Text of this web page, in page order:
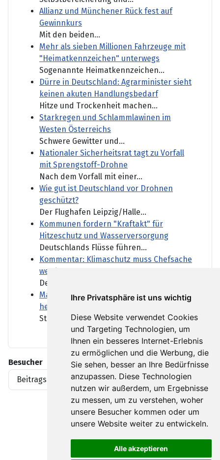
Ihre Privatsphäre ist uns wichtig
Diese Website verwendet Cookies
und Targeting Technologien, um
Ihnen ein besseres Internet-Erlebnis
zu ermöglichen und die Werbung, die
Sie sehen, besser an Ihre Bedürfnisse
anzupassen. Diese Technologien
nutzen wir außerdem, um Ergebnisse
zu messen, um zu verstehen, woher
unsere Besucher kommen oder um
unsere Website weiter zu entwickeln.
Alle akzeptieren
Allianz und Münchener Rück fest auf
Gewinnkurs
Mit den beiden...
Mehr als sieben Millionen Fahrzeuge mit
"Heimatkennzeichen" unterwegs
Sogenannte Heimatkennzeichen...
Dürre in Deutschland: Agrarminister sieht
keinen akuten Handlungsbedarf
Hitze und Trockenheit machen...
Starkregen und Schlammlawinen im
Westen Österreichs
Schwere Gewitter und...
Nationaler Sicherheitsrat tagt zu Vorfall
mit Sprengstoff-Drohne
Nach dem Vorfall mit einer...
Wie gut ist Deutschland vor Drohnen
geschützt?
Der Flughafen Leipzig/Halle...
Kommunen fordern "Kraftakt" für
Hitzeschutz und Wasserversorgung
Deutschlands Flüsse führen...
Kommentar: Klimaschutz muss Chefsache
werden
Deutschland spürt gerade die...
Marktbericht: Gute Wirtschaftsdaten
helfen DAX auf die Sprünge
Starke Exportdaten und ein...
Besucher
Beitragsaufrufe
1919396